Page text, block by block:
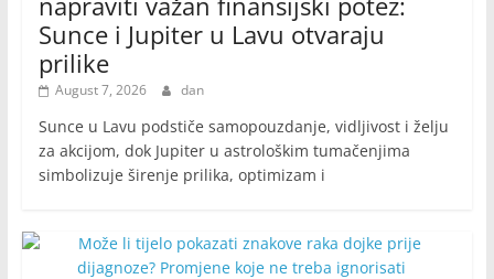
Sunce i Jupiter u Lavu otvaraju
prilike
August 7, 2026 dan
Sunce u Lavu podstiče samopouzdanje, vidljivost i želju
za akcijom, dok Jupiter u astrološkim tumačenjima
simbolizuje širenje prilika, optimizam i